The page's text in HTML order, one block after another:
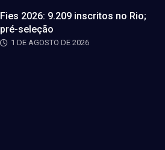
Fies 2026: 9.209 inscritos no Rio;
pré-seleção
1 DE AGOSTO DE 2026